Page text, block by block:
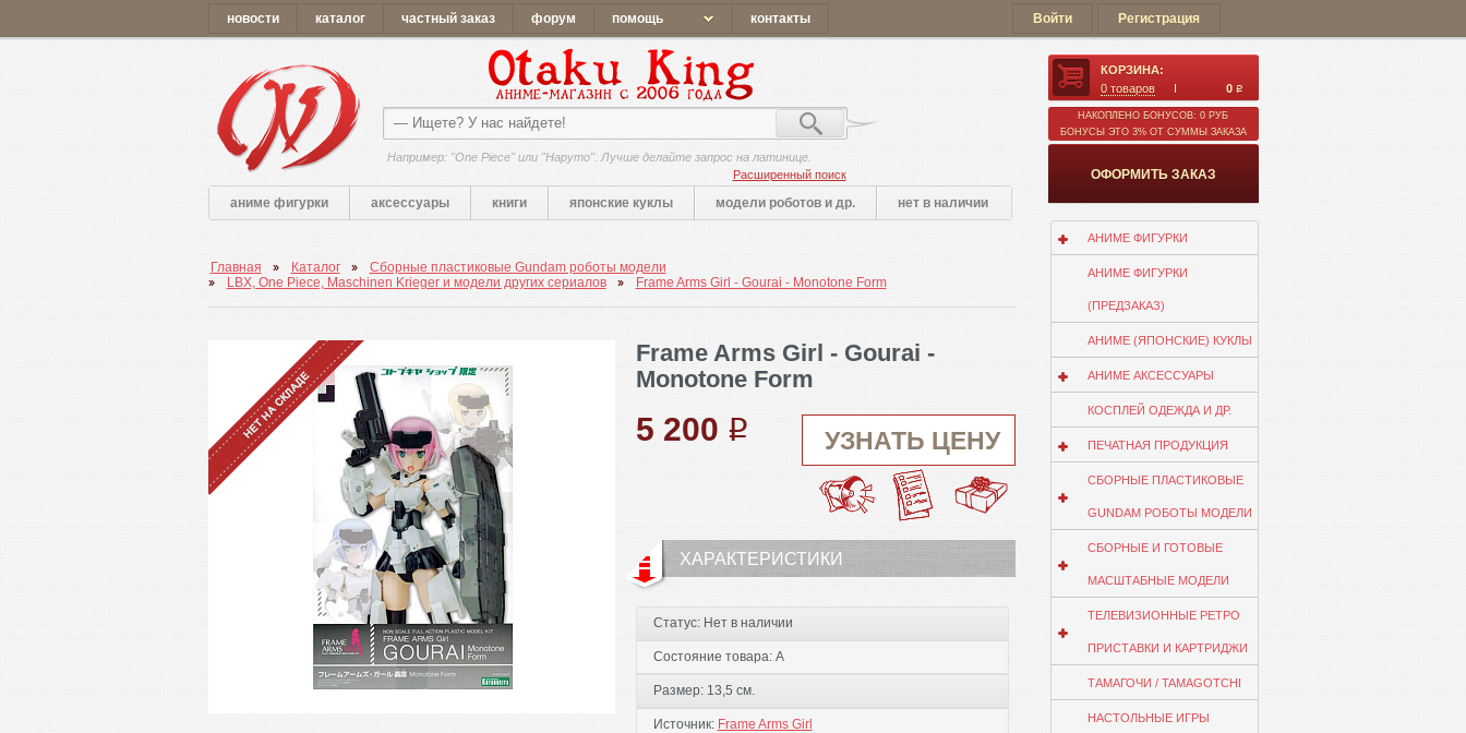
новости каталог частный заказ форум помощь контакты Войти Регистрация
Например: "One Piece" или "Наруто". Лучше делайте запрос на латинице.
Расширенный поиск
КОРЗИНА:
0товаров 0 q
НАКОПЛЕНО БОНУСОВ: 0 РУБ
БОНУСЫ ЭТО 3% ОТ СУММЫ ЗАКАЗА
ОФОРМИТЬ ЗАКАЗ
аниме фигурки
аксессуары книги японские куклы модели роботов и др. нет в наличии
Главная Каталог
Сборные пластиковые Gundam роботы модели
LBX, One Piece, Maschinen Krieger и модели других сериалов
Frame Arms Girl - Gourai - Monotone Form
Frame Arms Girl - Gourai -
Monotone Form
5 200 q УЗНАТЬ ЦЕНУ
ХАРАКТЕРИСТИКИ
Статус: Нет в наличии
Состояние товара: А
Размер: 13,5 см.
Источник: Frame Arms Girl
АНИМЕ ФИГУРКИ
АНИМЕ ФИГУРКИ
(ПРЕДЗАКАЗ)
АНИМЕ (ЯПОНСКИЕ) КУКЛЫ
АНИМЕ АКСЕССУАРЫ
КОСПЛЕЙ ОДЕЖДА И ДР.
ПЕЧАТНАЯ ПРОДУКЦИЯ
СБОРНЫЕ ПЛАСТИКОВЫЕ
GUNDAM РОБОТЫ МОДЕЛИ
СБОРНЫЕ И ГОТОВЫЕ
МАСШТАБНЫЕ МОДЕЛИ
ТЕЛЕВИЗИОННЫЕ РЕТРО
ПРИСТАВКИ И КАРТРИДЖИ
ТАМАГОЧИ / TAMAGOTCHI
НАСТОЛЬНЫЕ ИГРЫ